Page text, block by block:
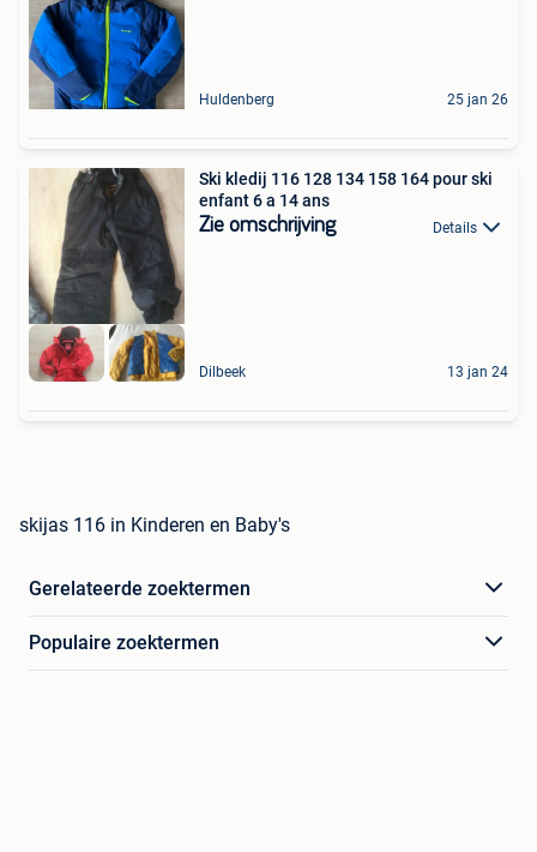
Huldenberg 25 jan 26
Ski kledij 116 128 134 158 164 pour ski
enfant 6 a 14 ans
Zie omschrijving Details
Dilbeek 13 jan 24
skijas 116 in Kinderen en Baby's
Gerelateerde zoektermen
Populaire zoektermen